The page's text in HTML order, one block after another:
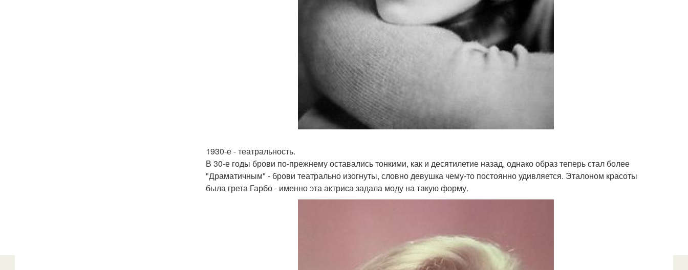
1930-е - театральность.
В 30-е годы брови по-прежнему оставались тонкими, как и десятилетие назад, однако образ теперь стал более
"Драматичным" - брови театрально изогнуты, словно девушка чему-то постоянно удивляется. Эталоном красоты
была грета Гарбо - именно эта актриса задала моду на такую форму.